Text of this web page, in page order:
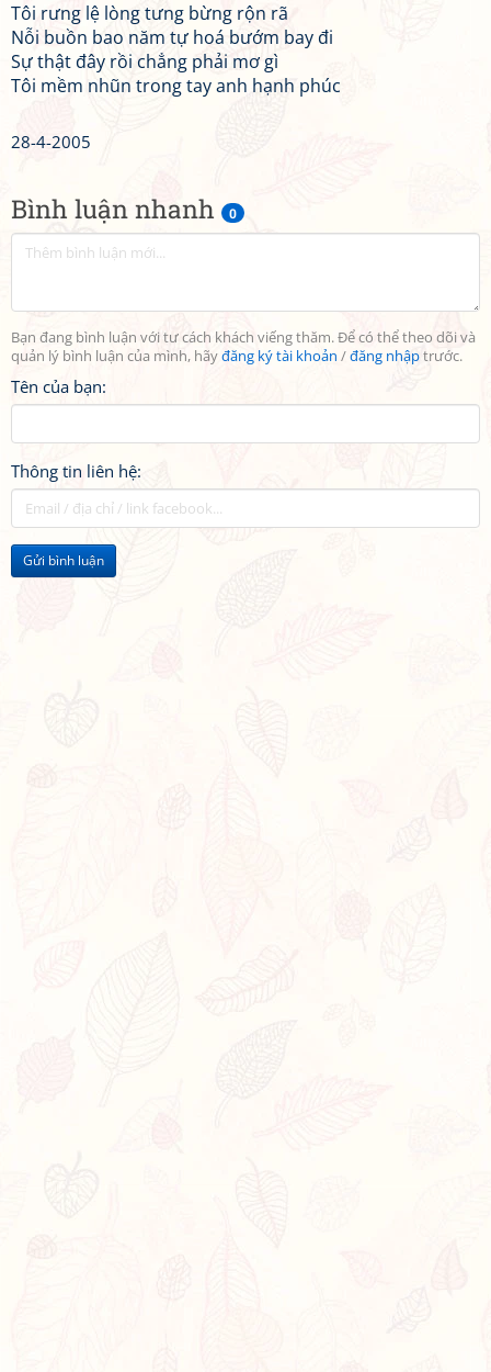
Bình luận nhanh 0
Bạn đang bình luận với tư cách khách viếng thăm. Để có thể theo dõi và
quản lý bình luận của mình, hãyđăng ký tài khoản /đăng nhậptrước.
Tên của bạn:
Thông tin liên hệ:
Gửi bình luận
Tôi rưng lệ lòng tưng bừng rộn rã
Nỗi buồn bao năm tự hoá bướm bay đi
Sự thật đây rồi chẳng phải mơ gì
Tôi mềm nhũn trong tay anh hạnh phúc
28-4-2005